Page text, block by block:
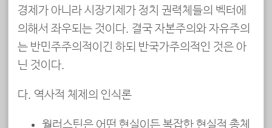
경제가 아니라 시장기제가 정치 권력체들의 벡터에
의해서 좌우되는 것이다. 결국 자본주의와 자유주의
는 반민주주의적이긴 하되 반국가주의적인 것은 아
닌 것이다.
다. 역사적 체제의 인식론
월러스틴은 어떤 현실이든 복잡한 현실적 총체